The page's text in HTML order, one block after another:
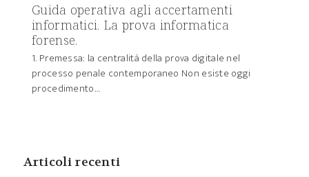
Guida operativa agli accertamenti
informatici. La prova informatica
forense.
1. Premessa: la centralità della prova digitale nel
processo penale contemporaneo Non esiste oggi
procedimento…
Articoli recenti